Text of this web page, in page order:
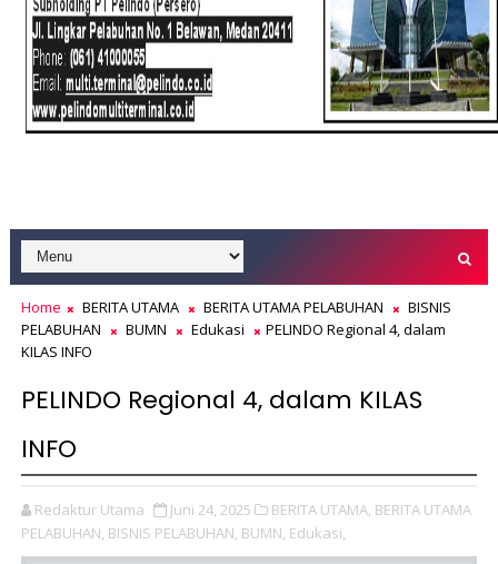
Home BERITA UTAMA BERITA UTAMA PELABUHAN
BISNIS
PELABUHAN
BUMN Edukasi
PELINDO Regional 4, dalam
KILAS INFO
PELINDO Regional 4, dalam KILAS
INFO
Redaktur Utama Juni 24, 2025 BERITA UTAMA, BERITA UTAMA
PELABUHAN, BISNIS PELABUHAN, BUMN, Edukasi,